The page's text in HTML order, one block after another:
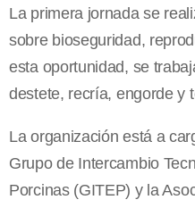
La primera jornada se
sobre bioseguridad,
esta oportunidad, se
destete, recría, engorde y
La organización está a
Grupo de Intercambio
Porcinas (GITEP) y la